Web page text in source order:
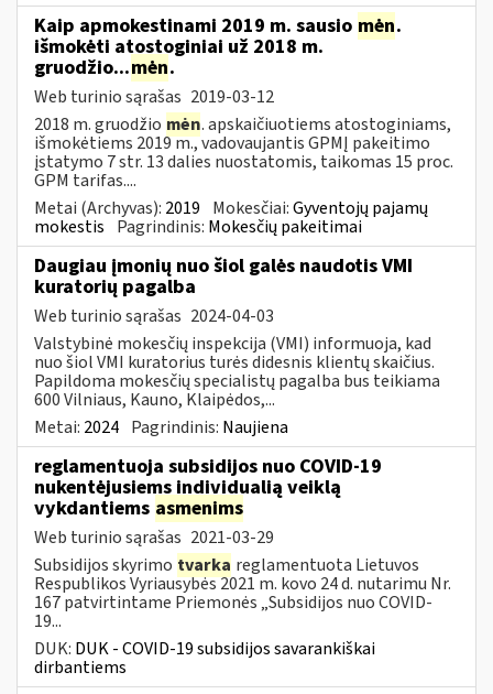
Kaip apmokestinami 2019 m. sausio mėn.
išmokėti atostoginiai už 2018 m.
gruodžio...mėn.
Web turinio sąrašas 2019-03-12
2018 m. gruodžio mėn. apskaičiuotiems atostoginiams,
išmokėtiems 2019 m., vadovaujantis GPMĮ pakeitimo
įstatymo 7 str. 13 dalies nuostatomis, taikomas 15 proc.
GPM tarifas....
Metai (Archyvas): 2019 Mokesčiai:Gyventojų pajamų
mokestis Pagrindinis: Mokesčių pakeitimai
Daugiau įmonių nuo šiol galės naudotis VMI
kuratorių pagalba
Web turinio sąrašas 2024-04-03
Valstybinė mokesčių inspekcija (VMI) informuoja, kad
nuo šiol VMI kuratorius turės didesnis klientų skaičius.
Papildoma mokesčių specialistų pagalba bus teikiama
600 Vilniaus, Kauno, Klaipėdos,...
Metai: 2024 Pagrindinis: Naujiena
reglamentuoja subsidijos nuo COVID-19
nukentėjusiems individualią veiklą
vykdantiems asmenims
Web turinio sąrašas 2021-03-29
Subsidijos skyrimo tvarka reglamentuota Lietuvos
Respublikos Vyriausybės 2021 m. kovo 24 d. nutarimu Nr.
167 patvirtintame Priemonės „Subsidijos nuo COVID-
19...
DUK: DUK - COVID-19 subsidijos savarankiškai
dirbantiems